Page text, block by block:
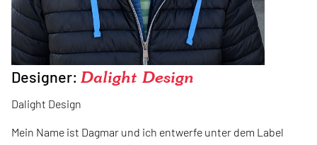
Designer: Dalight Design
Dalight Design
Mein Name ist Dagmar und ich entwerfe unter dem Label